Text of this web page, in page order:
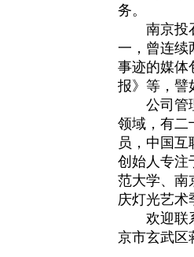
务。
南京投石
一，曾连续
事迹的媒体
报》等，譬
公司管理
领域，有二
员，中国
创始人专注
范大学、南
庆灯光艺术
欢迎联系
京市玄武区